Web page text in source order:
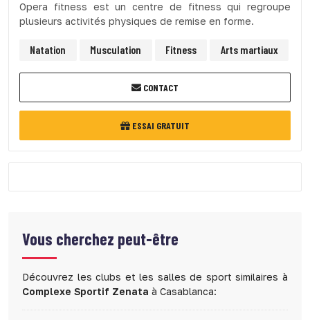
Opera fitness est un centre de fitness qui regroupe
plusieurs activités physiques de remise en forme.
Natation Musculation Fitness Arts martiaux
CONTACT
ESSAI GRATUIT
Vous cherchez peut-être
Découvrez les clubs et les salles de sport similaires à
Complexe Sportif Zenata à Casablanca: